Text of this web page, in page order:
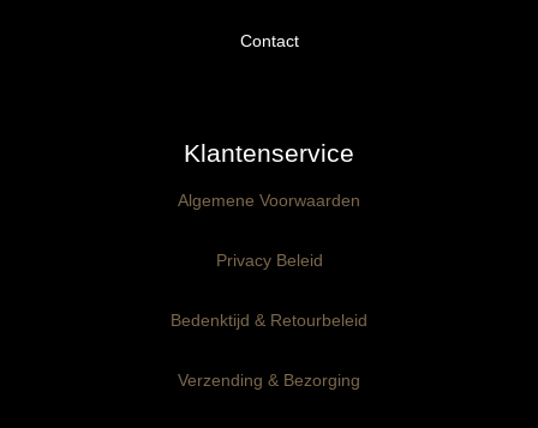
Proefpakket
3mm dik
6mm dik
Kant-en-Klaar panelen
3mm dik
6mm dik
Ophangklaar panelen
Maatwerk
Contact
Klantenservice
Algemene Voorwaarden
Privacy Beleid
Bedenktijd & Retourbeleid
Verzending & Bezorging